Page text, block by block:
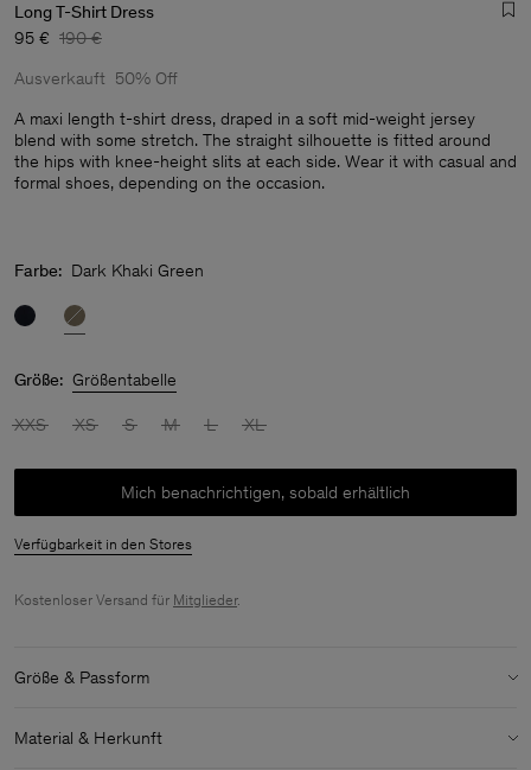
Herren
Long T-Shirt Dress
95 € 190 €
Ausverkauft 50% Off
A maxi length t-shirt dress, draped in a soft mid-weight jersey
blend with some stretch. The straight silhouette is fitted around
the hips with knee-height slits at each side. Wear it with casual and
formal shoes, depending on the occasion.
Farbe: Dark Khaki Green
Größe: Größentabelle
XXS XS S M L XL
Mich benachrichtigen, sobald erhältlich
Verfügbarkeit in den Stores
Kostenloser Versand für Mitglieder.
Größe & Passform
Details zu Größe & Passform:
Material & Herkunft